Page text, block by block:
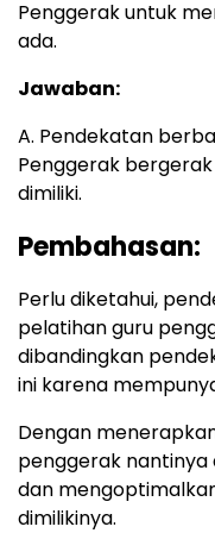
Penggerak untuk
ada.
Jawaban:
A. Pendekatan
Penggerak
dimiliki.
Pembahasan:
Perlu diketahui,
pelatihan guru
dibandingkan
ini karena
Dengan
penggerak
dan
dimilikinya.